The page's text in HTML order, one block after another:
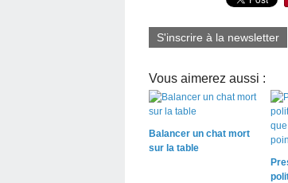
S'inscrire à la newsletter
Vous aimerez aussi :
Balancer un chat mort
sur la table